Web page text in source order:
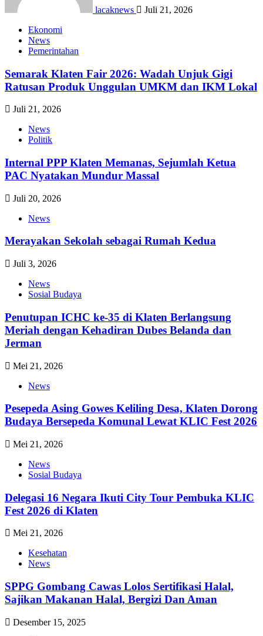
lacaknews
Juli 21, 2026
Ekonomi
News
Pemerintahan
Semarak Klaten Fair 2026: Wadah Unjuk Gigi
Ratusan Produk Unggulan UMKM dan IKM Lokal
Juli 21, 2026
News
Politik
Internal PPP Klaten Memanas, Sejumlah Ketua
PAC Nyatakan Mundur Massal
Juli 20, 2026
News
Merayakan Sekolah sebagai Rumah Kedua
Juli 3, 2026
News
Sosial Budaya
Penutupan ICHC ke-35 di Klaten Berlangsung
Meriah dengan Kehadiran Dubes Belanda dan
Jerman
Mei 21, 2026
News
Pesepeda Asing Gowes Keliling Desa, Klaten Dorong
Budaya Bersepeda Komunal Lewat KLIC Fest 2026
Mei 21, 2026
News
Sosial Budaya
Delegasi 16 Negara Ikuti City Tour Pembuka KLIC
Fest 2026 di Klaten
Mei 21, 2026
Kesehatan
News
SPPG Gombang Cawas Lolos Sertifikasi Halal,
Sajikan Makanan Halal, Bergizi Dan Aman
Desember 15, 2025